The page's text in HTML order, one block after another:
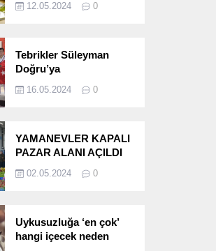
12.05.2024 0
Tebrikler Süleyman
Doğru’ya
16.05.2024 0
YAMANEVLER KAPALI
PAZAR ALANI AÇILDI
02.05.2024 0
Uykusuzluğa ‘en çok’
hangi içecek neden